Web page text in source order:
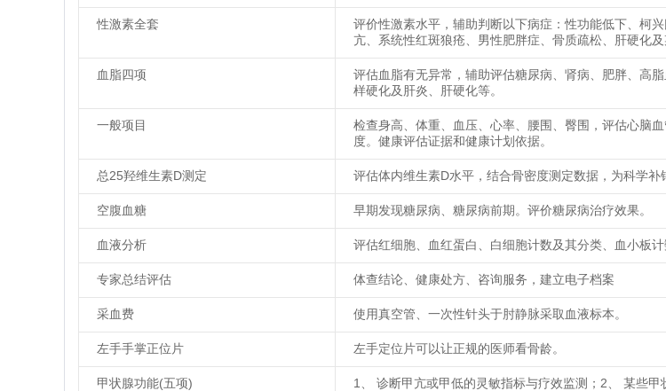
性激素全套
评价性激素水平，辅助判断以下病症：性功能低下、柯
亢、系统性红斑狼疮、男性肥胖症、骨质疏松、肝硬化及
血脂四项
评估血脂有无异常，辅助评估糖尿病、肾病、肥胖、高
样硬化及肝炎、肝硬化等。
一般项目
检查身高、体重、血压、心率、腰围、臀围，评估心脑
度。健康评估证据和健康计划依据。
总25羟维生素D测定 评估体内维生素D水平，结合骨密度测定数据，为科学补
空腹血糖 早期发现糖尿病、糖尿病前期。评价糖尿病治疗效果。
血液分析 评估红细胞、血红蛋白、白细胞计数及其分类、血小板计
专家总结评估 体查结论、健康处方、咨询服务，建立电子档案
采血费 使用真空管、一次性针头于肘静脉采取血液标本。
左手手掌正位片 左手定位片可以让正规的医师看骨龄。
甲状腺功能(五项)
1、 诊断甲亢或甲低的灵敏指标与疗效监测；2、 某些甲